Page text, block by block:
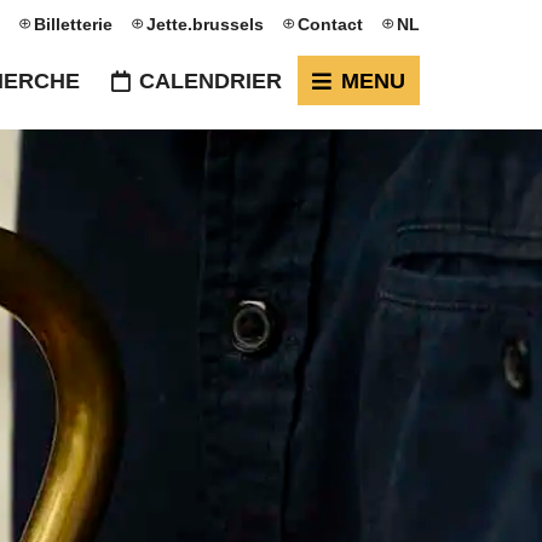
Billetterie Jette.brussels Contact NL
CALENDRIER MENU